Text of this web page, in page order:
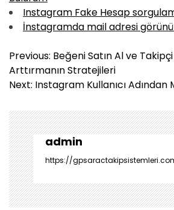
Instagram Fake Hesap
İnstagramda mail adresi
Y
a
z
g
e
z
i
n
m
e
Previous: Beğeni Satın Al ve
Arttırmanın Stratejileri
Next: Instagram Kullanıcı Adından
admin
https://